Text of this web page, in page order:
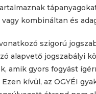
kombináltan és
szigorú
alapvető jogszabályi
amik gyors fogyást
kívül, az OGYÉI